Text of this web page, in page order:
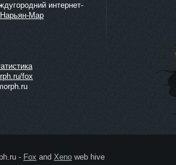
интернет-
Нарьян-Мар
fox
- Fox and Xeno web hive